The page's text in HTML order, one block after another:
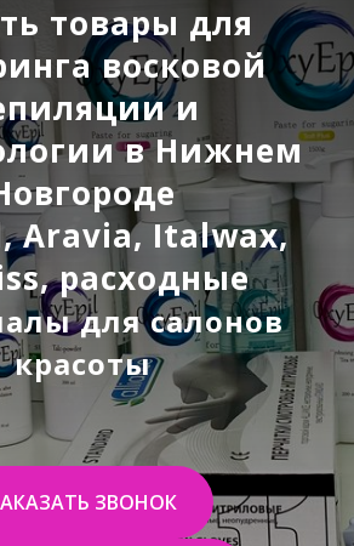
товары для
восковой
и
в Нижнем
Aravia, Italwax,
расходные
для салонов
красоты
ЗВОНОК